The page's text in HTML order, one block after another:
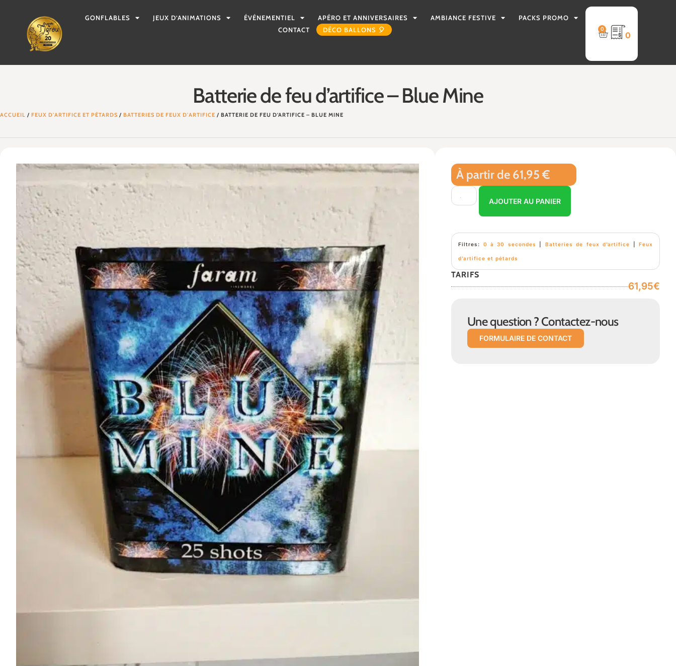
GONFLABLES JEUX D’ANIMATIONS ÉVÉNEMENTIEL APÉRO ET ANNIVERSAIRES AMBIANCE FESTIVE
PACKS PROMO
CONTACT
DÉCO BALLONS 🎈 0
0
Batterie de feu d’artifice – Blue Mine
ACCUEIL / FEUX D'ARTIFICE ET PÉTARDS / BATTERIES DE FEUX D'ARTIFICE / BATTERIE DE FEU D’ARTIFICE – BLUE MINE
À partir de 61,95 €
AJOUTER AU PANIER
Filtres: 0 à 30 secondes Batteries de feux d’artifice |Feux
d’artifice et pétards
TARIFS
61,95€
Une question ? Contactez-nous
FORMULAIRE DE CONTACT